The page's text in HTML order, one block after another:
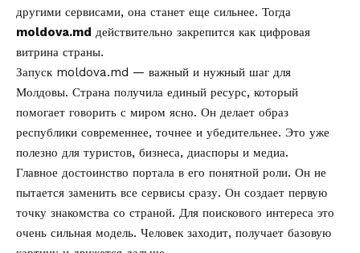
другими сервисами, она станет еще сильнее. Тогда
moldova.md действительно закрепится как цифровая
витрина страны.
Запуск moldova.md — важный и нужный шаг для
Молдовы. Страна получила единый ресурс, который
помогает говорить с миром ясно. Он делает образ
республики современнее, точнее и убедительнее. Это уже
полезно для туристов, бизнеса, диаспоры и медиа.
Главное достоинство портала в его понятной роли. Он не
пытается заменить все сервисы сразу. Он создает первую
точку знакомства со страной. Для поискового интереса это
очень сильная модель. Человек заходит, получает базовую